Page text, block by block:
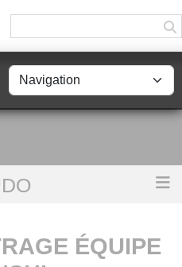
équipe Senshi
ÉQUIPE